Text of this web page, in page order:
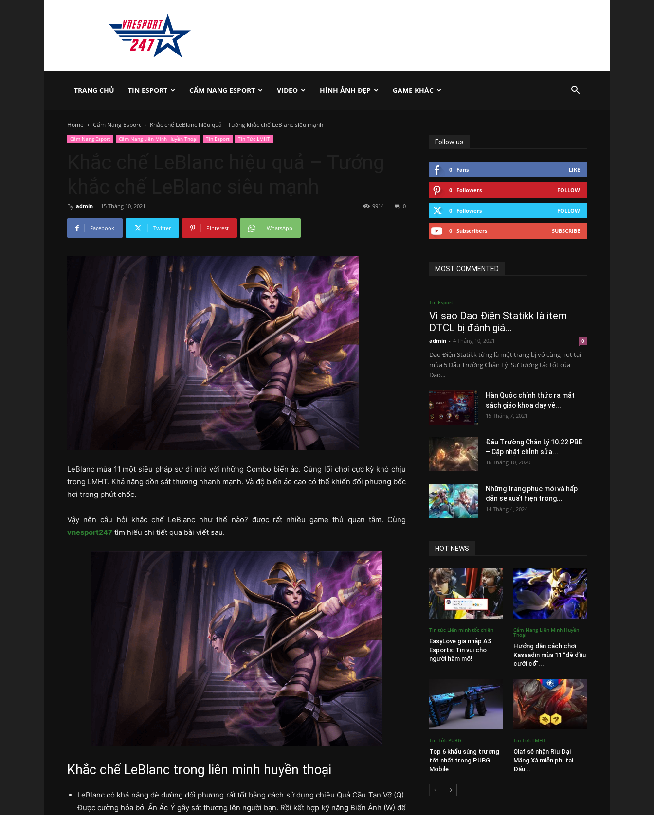
vnesport247
TRANG CHỦ TIN ESPORT CẨM NANG ESPORT VIDEO HÌNH ẢNH ĐẸP GAME KHÁC
Home Cẩm Nang Esport Khắc chế LeBlanc hiệu quả – Tướng khắc chế LeBlanc siêu mạnh
Cẩm Nang Esport Cẩm Nang Liên Minh Huyền Thoại Tin Esport Tin Tức LMHT
By admin - 15 Tháng 10, 2021 0
9914
Facebook Twitter Pinterest WhatsApp
LeBlanc mùa 11 một siêu pháp sư đi mid với những Combo biến ảo. Cùng lối chơi cực kỳ khó chịu
trong LMHT. Khả năng dồn sát thương nhanh mạnh. Và độ biến ảo cao có thể khiến đối phương bốc
hơi trong phút chốc.
Vậy nên câu hỏi khắc chế LeBlanc như thế nào? được rất nhiều game thủ quan tâm. Cùng
vnesport247 tìm hiểu chi tiết qua bài viết sau.
Khắc chế LeBlanc trong liên minh huyền thoại
LeBlanc có khả năng đè đường đối phương rất tốt bằng cách sử dụng chiêu Quả Cầu Tan Vỡ (Q).
Được cường hóa bởi Ấn Ác Ý gây sát thương lên người bạn. Rồi kết hợp kỹ năng Biến Ảnh (W) để
Follow us
0 Fans LIKE
0 Followers FOLLOW
0 Followers FOLLOW
0 Subscribers SUBSCRIBE
MOST COMMENTED
Tin Esport
Vì sao Dao Điện Statikk là item
DTCL bị đánh giá...
admin - 4 Tháng 10, 2021 0
Dao Điện Statikk từng là một trang bị vô cùng hot tại
mùa 5 Đấu Trường Chân Lý. Sự tương tác tốt của
Dao...
Hàn Quốc chính thức ra mắt
sách giáo khoa dạy về...
15 Tháng 7, 2021
Đấu Trường Chân Lý 10.22 PBE
– Cập nhật chỉnh sửa...
16 Tháng 10, 2020
Những trang phục mới và hấp
dẫn sẽ xuất hiện trong...
14 Tháng 4, 2024
HOT NEWS
Tin tức Liên minh tốc chiến
EasyLove gia nhập AS
Esports: Tin vui cho
người hâm mộ!
Cẩm Nang Liên Minh Huyền
Thoại
Hướng dẫn cách chơi
Kassadin mùa 11 “đè đầu
cưỡi cổ”...
Tin Tức PUBG
Top 6 khẩu súng trường
tốt nhất trong PUBG
Mobile
Tin Tức LMHT
Olaf sẽ nhận Rìu Đại
Mãng Xà miễn phí tại
Đấu...